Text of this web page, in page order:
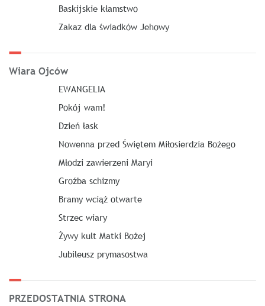
Baskijskie kłamstwo
Zakaz dla świadków Jehowy
Wiara Ojców
EWANGELIA
Pokój wam!
Dzień łask
Nowenna przed Świętem Miłosierdzia Bożego
Młodzi zawierzeni Maryi
Groźba schizmy
Bramy wciąż otwarte
Strzec wiary
Żywy kult Matki Bożej
Jubileusz prymasostwa
PRZEDOSTATNIA STRONA